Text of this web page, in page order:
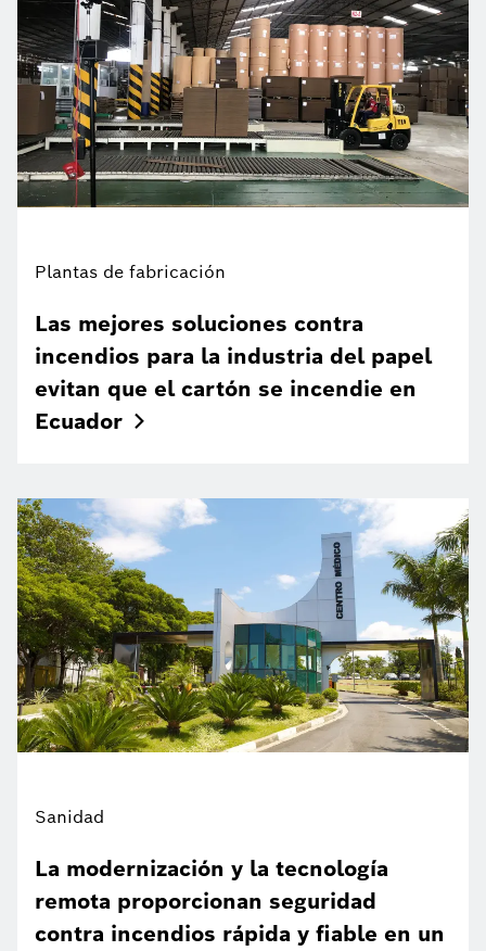
Plantas de fabricación
Las mejores soluciones contra
incendios para la industria del papel
evitan que el cartón se incendie en
Ecuador
Sanidad
La modernización y la tecnología
remota proporcionan seguridad
contra incendios rápida y fiable en un